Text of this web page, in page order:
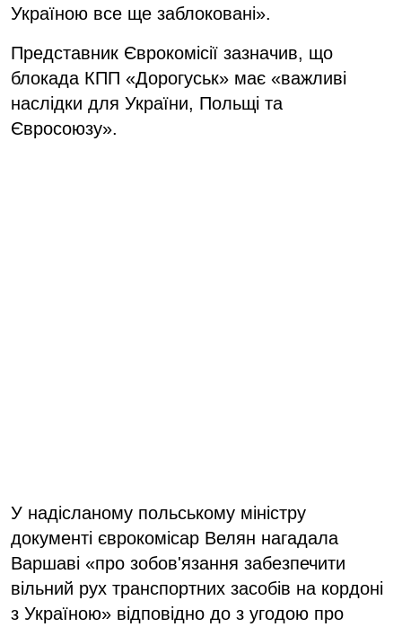
Україною все ще заблоковані».
Представник Єврокомісії зазначив, що
блокада КПП «Дорогуськ» має «важливі
наслідки для України, Польщі та
Євросоюзу».
У надісланому польському міністру
документі єврокомісар Велян нагадала
Варшаві «про зобов'язання забезпечити
вільний рух транспортних засобів на кордоні
з Україною» відповідно до з угодою про